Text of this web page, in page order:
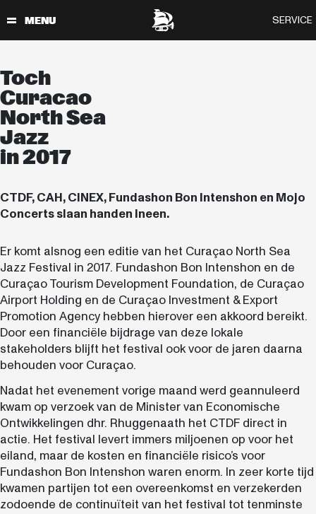
Toch
Curacao
North Sea
Jazz
in 2017
CTDF, CAH, CINEX, Fundashon Bon Intenshon en Mojo
Concerts slaan handen ineen.
Er komt alsnog een editie van het Curaçao North Sea
Jazz Festival in 2017. Fundashon Bon Intenshon en de
Curaçao Tourism Development Foundation, de Curaçao
Airport Holding en de Curaçao Investment & Export
Promotion Agency hebben hierover een akkoord bereikt.
Door een financiële bijdrage van deze lokale
stakeholders blijft het festival ook voor de jaren daarna
behouden voor Curaçao.
Nadat het evenement vorige maand werd geannuleerd
kwam op verzoek van de Minister van Economische
Ontwikkelingen dhr. Rhuggenaath het CTDF direct in
actie. Het festival levert immers miljoenen op voor het
eiland, maar de kosten en financiële risico’s voor
Fundashon Bon Intenshon waren enorm. In zeer korte tijd
kwamen partijen tot een overeenkomst en verzekerden
zodoende de continuïteit van het festival tot tenminste